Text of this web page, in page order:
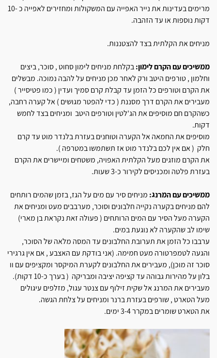
מרימים בעדינות את נייר האפייה עם המשקולות ומחזירים לאפייה כ -10
דקות נוספות או עד הזהבה.
מניחים את הקלתית בצד להצטננות.
ממשיכים עם הקרם לימון: בקלחת מניחים לימון סחוט , סוכר, ביצים
וחלמון , טורפים היטב ורק לאחר מכן מניחים על להבה נמוכה. מבשלים
את הקרם וטורפים כל הזמן עד קבלת קרם סמיך ועדין ( כמו פטיסייר )
מעבירים את הקרם דרך מסננת ( כדי להפטר מגושים ) אל קערה רחבה,
כשהקרם חם מוסיפים את הג'לטין וטורפים היטב ומניחים בצד לחמש
דקות.
מוסיפים את החמאה אל הקערה וטוחנים בעזרת בלנדר מוט עד קרם
חלק ( אם אין לכם בלנדר מוט אז תשתמשו במטרפה ).
את הקרם מוזגים מעל הקלתית האפויה, משטחים ומיישרים את הקרם
בעזרת פלטה ומכניסים לקירור כ-3 שעות.
ממשיכים עם המרנג: מניחים סיר עם מים על הגז, בזמן שהמים רותחים
להם מניחים בקערה נקייה חלבונים וסוכר, מערבבים מעט ומניחים את
הקערה מעל הסיר עם המים הרותחים ( פעולה זאת נקראת בן מארי)
שימו לב שהקערה לא נוגעת במים.
ערבבו כל הזמן את תערובת החלבונים עד המסה מלאה של הסוכר,
והגעה לטמפרטורה מעט חמימה. (אני בודקת עם האצבע , אם אין גרגירי
סוכר זה מוכן), מעבירים את החלבונים לקערת המיקסר ומקציפים עם וו
בלון על מהירות גבוהה עד קציפה יציבה ומבריקה ( בערך כ-10 דקות).
מעבירים את המרנג אל שקית זילוף עם צנטר עגול, מזלפים עיגולים
מעל הטארט , שורפים בעזרת ברנר ומניחים על צלחת הגשה.
את הטארט שומרים במקרר 3-4 ימים.